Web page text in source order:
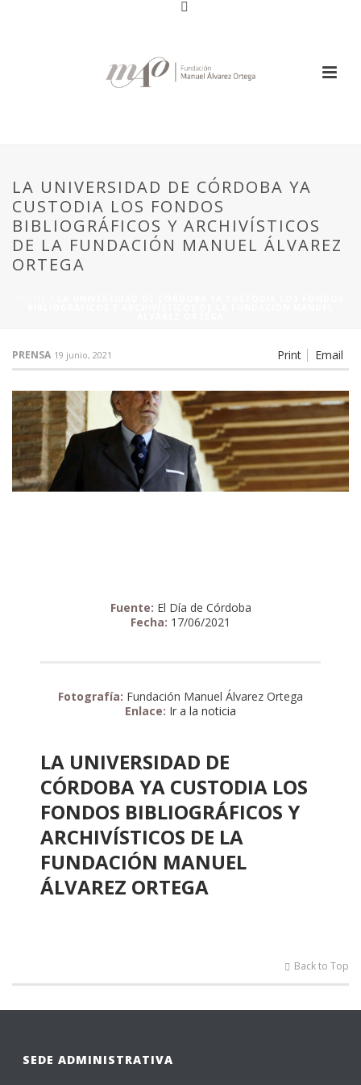
LA UNIVERSIDAD DE CÓRDOBA YA
CUSTODIA LOS FONDOS
BIBLIOGRÁFICOS Y ARCHIVÍSTICOS
DE LA FUNDACIÓN MANUEL ÁLVAREZ
ORTEGA
Print Email
PRENSA 19 junio, 2021
Fuente: El Día de Córdoba
Fecha: 17/06/2021
Fotografía: Fundación Manuel Álvarez Ortega
Enlace: Ir a la noticia
LA UNIVERSIDAD DE
CÓRDOBA YA CUSTODIA LOS
FONDOS BIBLIOGRÁFICOS Y
ARCHIVÍSTICOS DE LA
FUNDACIÓN MANUEL
ÁLVAREZ ORTEGA
Back to Top
SEDE ADMINISTRATIVA